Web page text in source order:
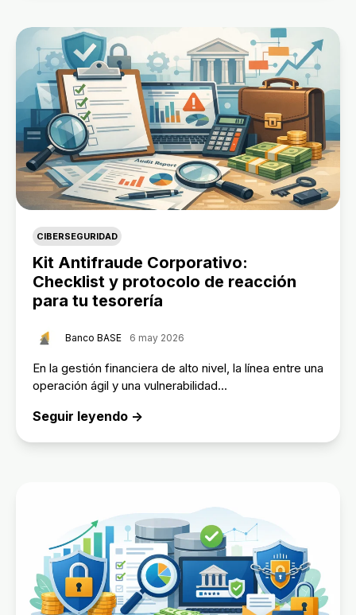
CIBERSEGURIDAD
Kit Antifraude Corporativo:
Checklist y protocolo de reacción
para tu tesorería
Banco BASE 6 may 2026
En la gestión financiera de alto nivel, la línea entre una
operación ágil y una vulnerabilidad...
Seguir leyendo →